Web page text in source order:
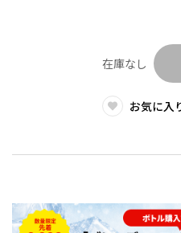
在庫なし
お気に入